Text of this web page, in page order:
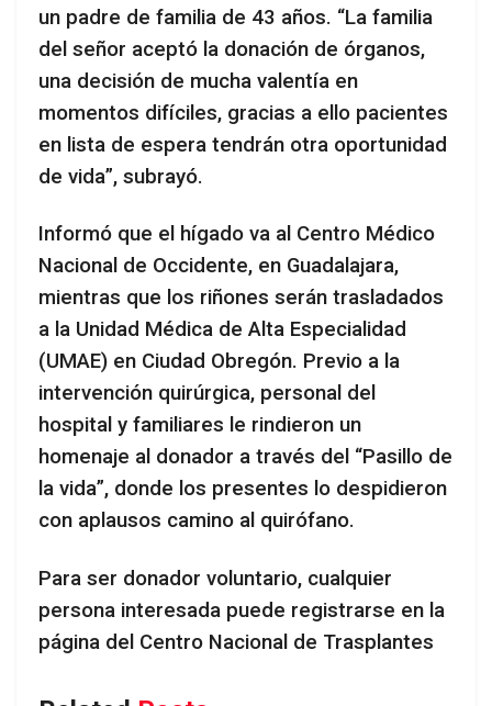
un padre de familia de 43 años. “La familia
del señor aceptó la donación de órganos,
una decisión de mucha valentía en
momentos difíciles, gracias a ello pacientes
en lista de espera tendrán otra oportunidad
de vida”, subrayó.
Informó que el hígado va al Centro Médico
Nacional de Occidente, en Guadalajara,
mientras que los riñones serán trasladados
a la Unidad Médica de Alta Especialidad
(UMAE) en Ciudad Obregón. Previo a la
intervención quirúrgica, personal del
hospital y familiares le rindieron un
homenaje al donador a través del “Pasillo de
la vida”, donde los presentes lo despidieron
con aplausos camino al quirófano.
Para ser donador voluntario, cualquier
persona interesada puede registrarse en la
página del Centro Nacional de Trasplantes